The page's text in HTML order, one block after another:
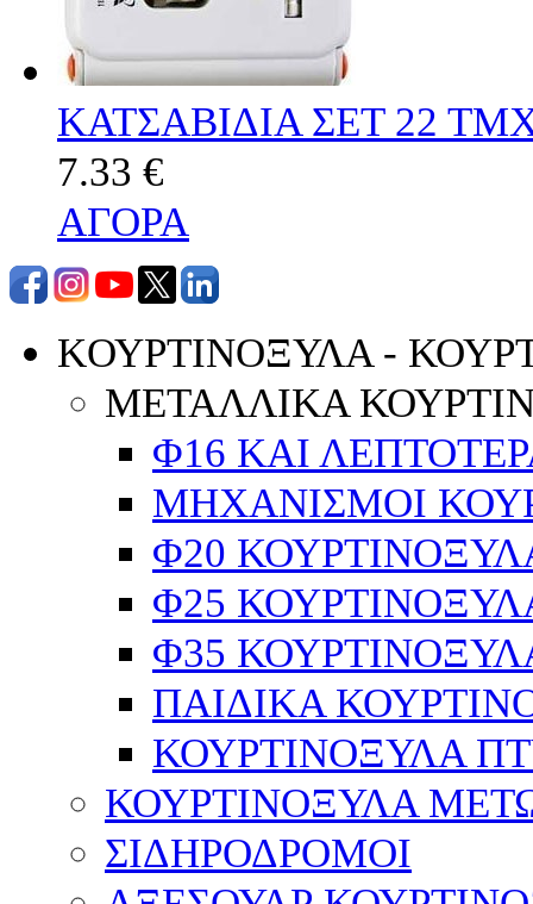
ΚΑΤΣΑΒΙΔΙΑ ΣΕΤ 22
7.33 €
ΑΓΟΡΑ
KΟΥΡΤΙΝΟΞΥΛΑ -
ΜΕΤΑΛΛΙΚΑ
Φ16 ΚΑΙ
ΜΗΧΑΝΙΣΜΟΙ
Φ20
Φ25
Φ35
ΠΑΙΔΙΚΑ
ΚΟΥΡΤΙΝΟΞΥΛΑ
ΚΟΥΡΤΙΝΟΞΥΛΑ
ΣΙΔΗΡΟΔΡΟΜΟΙ